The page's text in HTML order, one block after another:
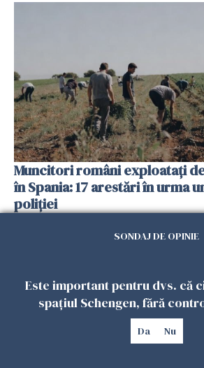
Muncitori români exploatați
în Spania: 17 arestări în urma
poliției
SONDAJ DE OPINIE
Este important pentru dvs. că
spațiul Schengen, fără
Da Nu